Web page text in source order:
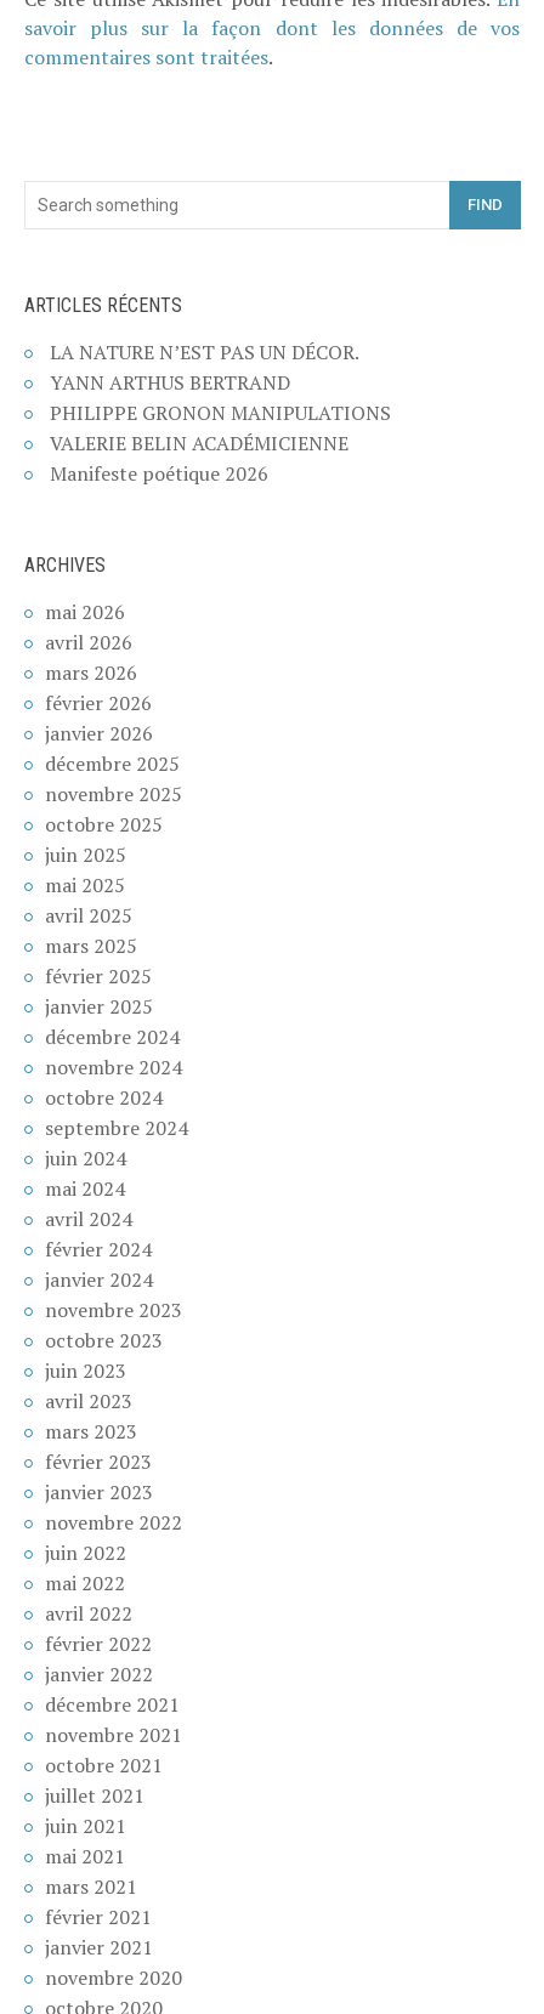
savoir plus sur la façon dont les données de vos
commentaires sont traitées.
FIND
ARTICLES RÉCENTS
LA NATURE N’EST PAS UN DÉCOR.
YANN ARTHUS BERTRAND
PHILIPPE GRONON MANIPULATIONS
VALERIE BELIN ACADÉMICIENNE
Manifeste poétique 2026
ARCHIVES
mai 2026
avril 2026
mars 2026
février 2026
janvier 2026
décembre 2025
novembre 2025
octobre 2025
juin 2025
mai 2025
avril 2025
mars 2025
février 2025
janvier 2025
décembre 2024
novembre 2024
octobre 2024
septembre 2024
juin 2024
mai 2024
avril 2024
février 2024
janvier 2024
novembre 2023
octobre 2023
juin 2023
avril 2023
mars 2023
février 2023
janvier 2023
novembre 2022
juin 2022
mai 2022
avril 2022
février 2022
janvier 2022
décembre 2021
novembre 2021
octobre 2021
juillet 2021
juin 2021
mai 2021
mars 2021
février 2021
janvier 2021
novembre 2020
octobre 2020